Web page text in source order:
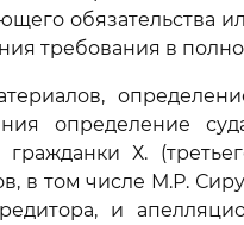
обязательства
требования в
определение
Х.
в том числе М.Р.
и